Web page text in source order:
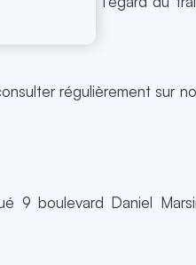
régulièrement sur
9 boulevard Daniel